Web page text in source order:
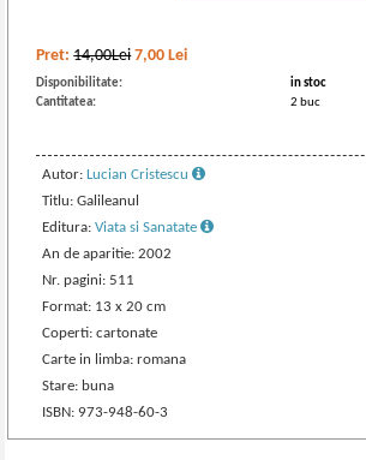
Pret:14,00Lei 7,00 Lei
Disponibilitate:
in stoc
Cantitatea:
2 buc
Autor:Lucian Cristescu
Titlu: Galileanul
Editura:Viata si Sanatate
An de aparitie: 2002
Nr. pagini: 511
Format: 13 x 20 cm
Coperti: cartonate
Carte in limba: romana
Stare: buna
ISBN: 973-948-60-3